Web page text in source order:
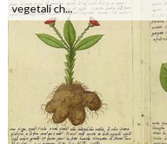
vegetali ch...